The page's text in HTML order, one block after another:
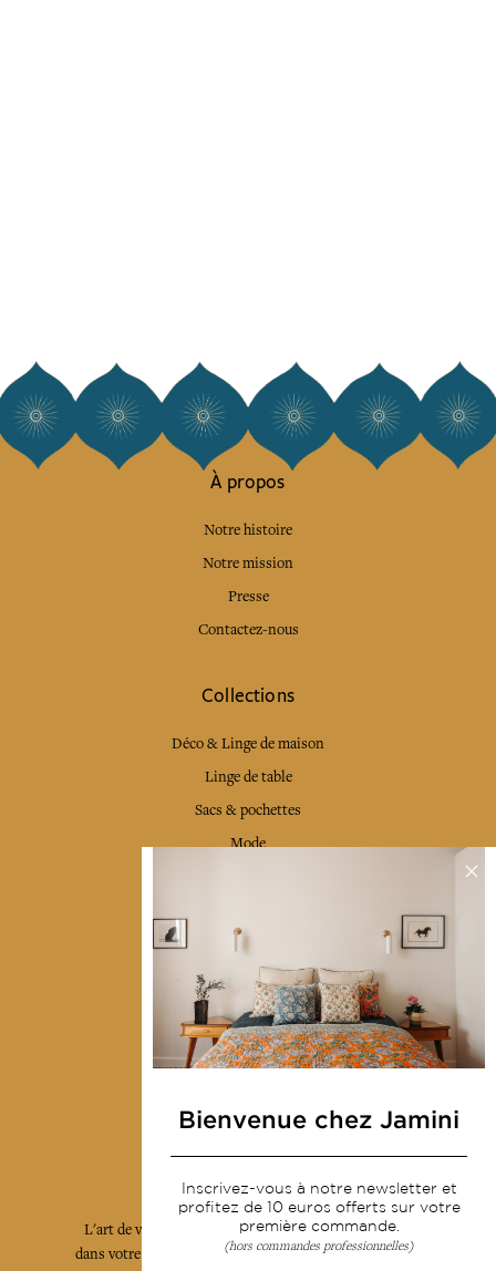
À propos
Notre histoire
Notre mission
Presse
Contactez-nous
Collections
Déco & Linge de maison
Linge de table
Sacs & pochettes
Mode
Livraison & retour
CGV
Devenir revendeur
Notre communauté
L'art de vivre JAMINI raconté avec poésie et élégance
dans votre boîte mail. Inscrivez vous à notre newsletter
Bienvenue chez Jamini
Inscrivez-vous à notre newsletter et
profitez de 10 euros offerts sur votre
première commande.
(hors commandes professionnelles)